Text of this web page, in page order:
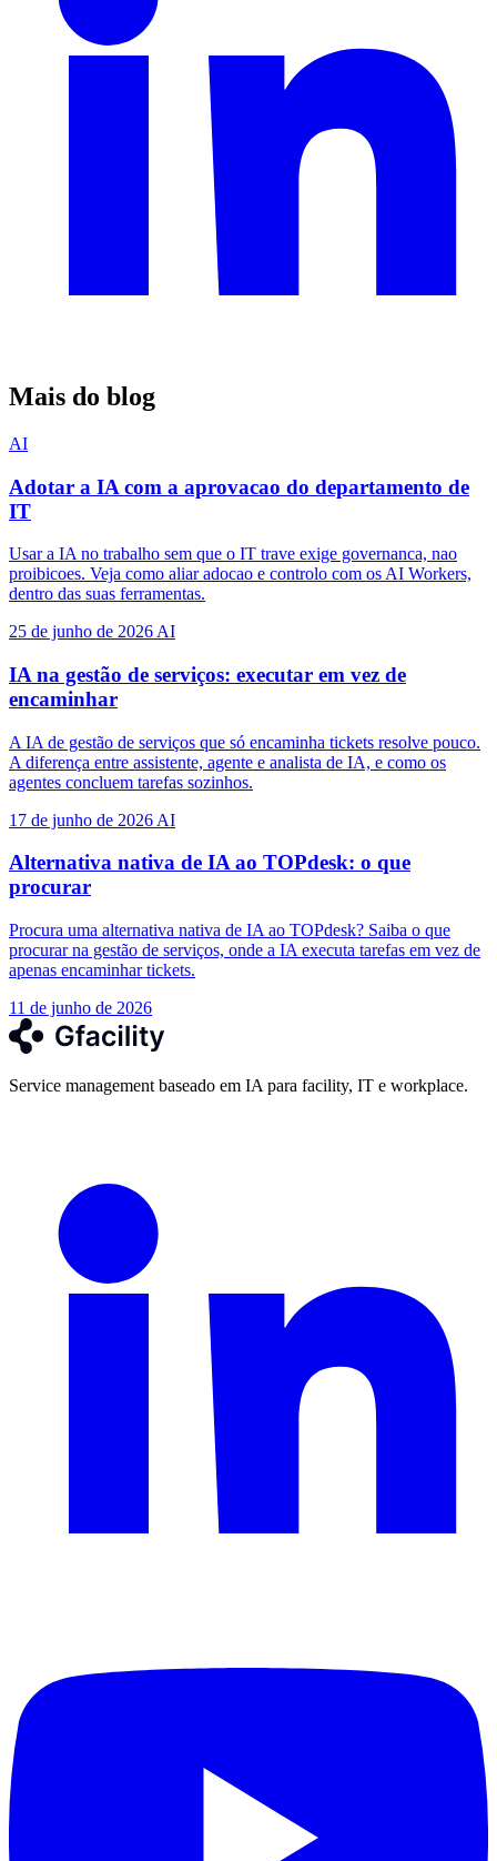
Mais do blog
AI
Adotar a IA com a aprovacao do departamento de
IT
Usar a IA no trabalho sem que o IT trave exige governanca, nao
proibicoes. Veja como aliar adocao e controlo com os AI Workers,
dentro das suas ferramentas.
25 de junho de 2026 AI
IA na gestão de serviços: executar em vez de
encaminhar
A IA de gestão de serviços que só encaminha tickets resolve pouco.
A diferença entre assistente, agente e analista de IA, e como os
agentes concluem tarefas sozinhos.
17 de junho de 2026 AI
Alternativa nativa de IA ao TOPdesk: o que
procurar
Procura uma alternativa nativa de IA ao TOPdesk? Saiba o que
procurar na gestão de serviços, onde a IA executa tarefas em vez de
apenas encaminhar tickets.
11 de junho de 2026
Service management baseado em IA para facility, IT e workplace.